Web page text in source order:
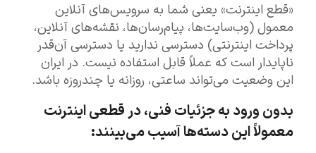
«قطع اینترنت» یعنی شما به سرویس‌های آنلاین
معمول (وب‌سایت‌ها، پیام‌رسان‌ها، نقشه‌های آنلاین،
پرداخت اینترنتی) دسترسی ندارید یا دسترسی آن‌قدر
ناپایدار است که عملاً قابل استفاده نیست. در ایران
این وضعیت می‌تواند ساعتی، روزانه یا چندروزه باشد.
بدون ورود به جزئیات فنی، در قطعی اینترنت
معمولاً این دسته‌ها آسیب می‌بینند: